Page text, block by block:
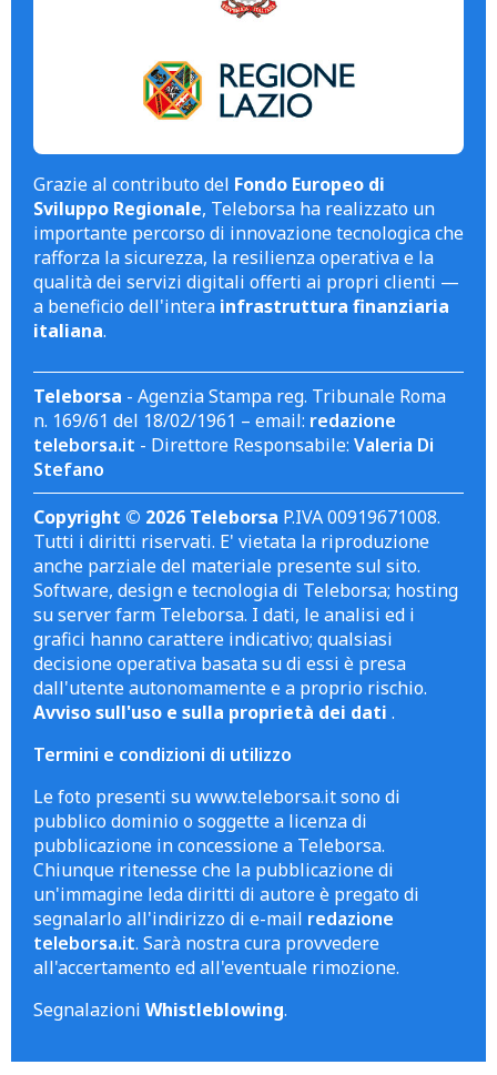
Grazie al contributo del Fondo Europeo di
Sviluppo Regionale, Teleborsa ha realizzato un
importante percorso di innovazione tecnologica che
rafforza la sicurezza, la resilienza operativa e la
qualità dei servizi digitali offerti ai propri clienti —
a beneficio dell'intera infrastruttura finanziaria
italiana.
Teleborsa - Agenzia Stampa reg. Tribunale Roma
n. 169/61 del 18/02/1961 – email: redazione
teleborsa.it - Direttore Responsabile: Valeria Di
Stefano
Copyright © 2026 Teleborsa P.IVA 00919671008.
Tutti i diritti riservati. E' vietata la riproduzione
anche parziale del materiale presente sul sito.
Software, design e tecnologia di Teleborsa; hosting
su server farm Teleborsa. I dati, le analisi ed i
grafici hanno carattere indicativo; qualsiasi
decisione operativa basata su di essi è presa
dall'utente autonomamente e a proprio rischio.
Avviso sull'uso e sulla proprietà dei dati .
Termini e condizioni di utilizzo
Le foto presenti su www.teleborsa.it sono di
pubblico dominio o soggette a licenza di
pubblicazione in concessione a Teleborsa.
Chiunque ritenesse che la pubblicazione di
un'immagine leda diritti di autore è pregato di
segnalarlo all'indirizzo di e-mail redazione
teleborsa.it. Sarà nostra cura provvedere
all'accertamento ed all'eventuale rimozione.
Segnalazioni Whistleblowing.